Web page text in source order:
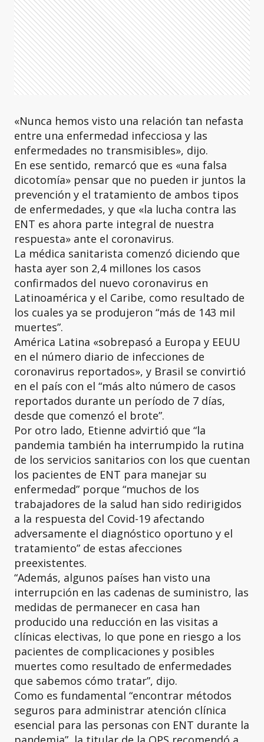
«Nunca hemos visto una relación tan nefasta
entre una enfermedad infecciosa y las
enfermedades no transmisibles», dijo.
En ese sentido, remarcó que es «una falsa
dicotomía» pensar que no pueden ir juntos la
prevención y el tratamiento de ambos tipos
de enfermedades, y que «la lucha contra las
ENT es ahora parte integral de nuestra
respuesta» ante el coronavirus.
La médica sanitarista comenzó diciendo que
hasta ayer son 2,4 millones los casos
confirmados del nuevo coronavirus en
Latinoamérica y el Caribe, como resultado de
los cuales ya se produjeron “más de 143 mil
muertes”.
América Latina «sobrepasó a Europa y EEUU
en el número diario de infecciones de
coronavirus reportados», y Brasil se convirtió
en el país con el “más alto número de casos
reportados durante un período de 7 días,
desde que comenzó el brote”.
Por otro lado, Etienne advirtió que “la
pandemia también ha interrumpido la rutina
de los servicios sanitarios con los que cuentan
los pacientes de ENT para manejar su
enfermedad” porque “muchos de los
trabajadores de la salud han sido redirigidos
a la respuesta del Covid-19 afectando
adversamente el diagnóstico oportuno y el
tratamiento” de estas afecciones
preexistentes.
“Además, algunos países han visto una
interrupción en las cadenas de suministro, las
medidas de permanecer en casa han
producido una reducción en las visitas a
clínicas electivas, lo que pone en riesgo a los
pacientes de complicaciones y posibles
muertes como resultado de enfermedades
que sabemos cómo tratar”, dijo.
Como es fundamental “encontrar métodos
seguros para administrar atención clínica
esencial para las personas con ENT durante la